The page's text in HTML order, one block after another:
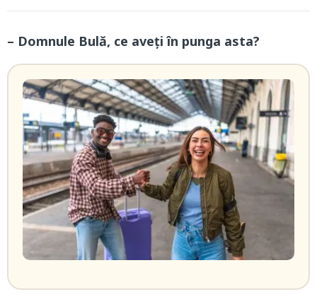
– Domnule Bulă, ce aveți în punga asta?